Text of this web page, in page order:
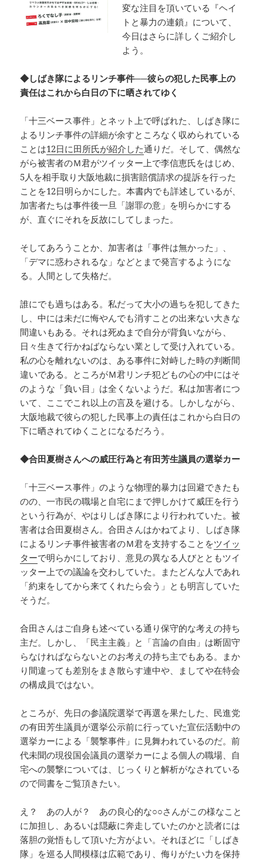
変な注目を頂いている『ヘイ
トと暴力の連鎖』について、
今日はさらに詳しくご紹介し
よう。
◆しばき隊によるリンチ事件──彼らの犯した民事上の
責任はこれから白日の下に晒されてゆく
「十三ベース事件」とネット上で呼ばれた、しばき隊に
よるリンチ事件の詳細が余すところなく収められている
ことは12日に田所氏が紹介した通りだ。そして、偶然な
がら被害者のＭ君がツイッター上で李信恵氏をはじめ、
5人を相手取り大阪地裁に損害賠償請求の提訴を行った
ことを12日明らかにした。本書内でも詳述しているが、
加害者たちは事件後一旦「謝罪の意」を明らかにする
が、直ぐにそれを反故にしてしまった。
そしてあろうことか、加害者は「事件は無かった」、
「デマに惑わされるな」などとまで発言するようにな
る。人間として失格だ。
誰にでも過ちはある。私だって大小の過ちを犯してきた
し、中には未だに悔やんでも消すことの出来ない大きな
間違いもある。それは死ぬまで自分が背負いながら、
日々生きて行かねばならない業として受け入れている。
私の心を離れないのは、ある事件に対峙した時の判断間
違いである。ところがＭ君リンチ犯どもの心の中にはそ
のような「負い目」は全くないようだ。私は加害者につ
いて、ここでこれ以上の言及を避ける。しかしながら、
大阪地裁で彼らの犯した民事上の責任はこれから白日の
下に晒されてゆくことになるだろう。
◆合田夏樹さんへの威圧行為と有田芳生議員の選挙カー
「十三ベース事件」のような物理的暴力は回避できたも
のの、一市民の職場と自宅にまで押しかけて威圧を行う
という行為が、やはりしばき隊により行われていた。被
害者は合田夏樹さん。合田さんはかねてより、しばき隊
によるリンチ事件被害者のＭ君を支持することをツイッ
ターで明らかにしており、意見の異なる人びとともツイ
ッター上での議論を交わしていた。またどんな人であれ
「約束をしてから来てくれたら会う」とも明言していた
そうだ。
合田さんはご自身も述べている通り保守的な考えの持ち
主だ。しかし、「民主主義」と「言論の自由」は断固守
らなければならないとのお考えの持ち主でもある。まか
り間違っても差別をまき散らす連中や、ましてや在特会
の構成員ではない。
ところが、先日の参議院選挙で再選を果たした、民進党
の有田芳生議員が選挙公示前に行っていた宣伝活動中の
選挙カーによる「襲撃事件」に見舞われているのだ。前
代未聞の現役国会議員の選挙カーによる個人の職場、自
宅への襲撃については、じっくりと解析がなされている
ので同書をご覧頂きたい。
え？ あの人が？ あの良心的な○○さんがこの様なこと
に加担し、あるいは隠蔽に奔走していたのかと読者には
落胆の覚悟もして頂いた方がよい。それほどに「しばき
隊」を巡る人間模様は広範であり、侮りがたい力を保持